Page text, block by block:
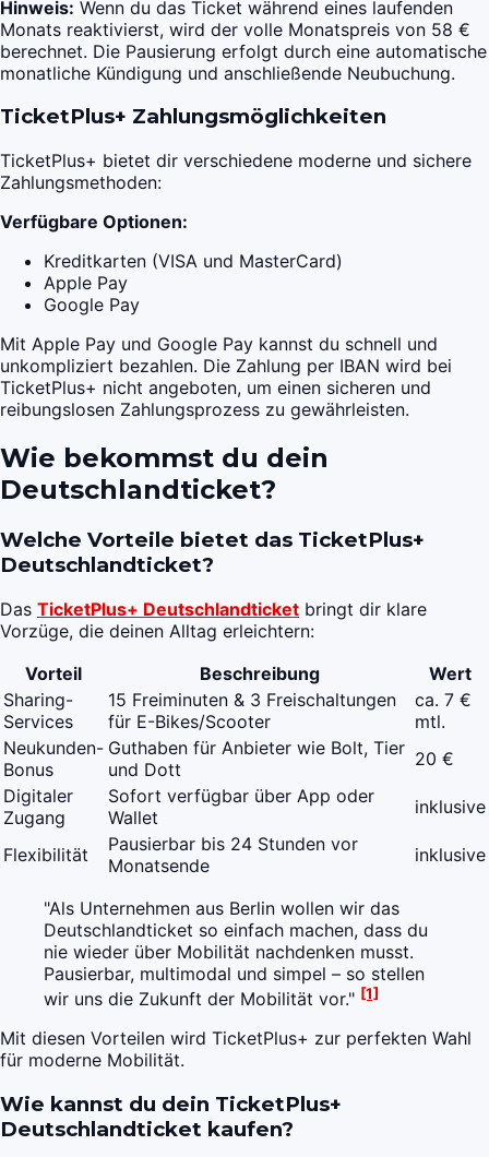
Hinweis: Wenn du das Ticket während eines laufenden
Monats reaktivierst, wird der volle Monatspreis von 58 €
berechnet. Die Pausierung erfolgt durch eine automatische
monatliche Kündigung und anschließende Neubuchung.
TicketPlus+ Zahlungsmöglichkeiten
TicketPlus+ bietet dir verschiedene moderne und sichere
Zahlungsmethoden:
Verfügbare Optionen:
Kreditkarten (VISA und MasterCard)
Apple Pay
Google Pay
Mit Apple Pay und Google Pay kannst du schnell und
unkompliziert bezahlen. Die Zahlung per IBAN wird bei
TicketPlus+ nicht angeboten, um einen sicheren und
reibungslosen Zahlungsprozess zu gewährleisten.
Wie bekommst du dein
Deutschlandticket?
Welche Vorteile bietet das TicketPlus+
Deutschlandticket?
Das TicketPlus+ Deutschlandticket bringt dir klare
Vorzüge, die deinen Alltag erleichtern:
Vorteil
Beschreibung
Wert
Sharing-
Services
15 Freiminuten & 3 Freischaltungen
für E-Bikes/Scooter
ca. 7 €
mtl.
Neukunden-
Bonus
Guthaben für Anbieter wie Bolt, Tier
und Dott
20 €
Digitaler
Zugang
Sofort verfügbar über App oder
Wallet
inklusive
Flexibilität
Pausierbar bis 24 Stunden vor
Monatsende
inklusive
"Als Unternehmen aus Berlin wollen wir das
Deutschlandticket so einfach machen, dass du
nie wieder über Mobilität nachdenken musst.
Pausierbar, multimodal und simpel – so stellen
wir uns die Zukunft der Mobilität vor." [1]
Mit diesen Vorteilen wird TicketPlus+ zur perfekten Wahl
für moderne Mobilität.
Wie kannst du dein TicketPlus+
Deutschlandticket kaufen?